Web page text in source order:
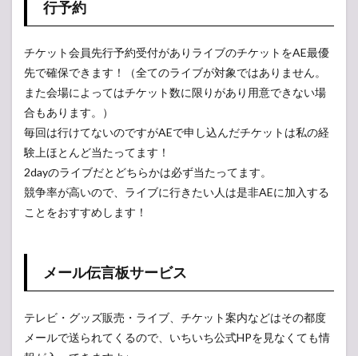
行予約
チケット会員先行予約受付がありライブのチケットをAE最優
先で確保できます！（全てのライブが対象ではありません。
また会場によってはチケット数に限りがあり用意できない場
合もあります。）
毎回は行けてないのですがAEで申し込んだチケットは私の経
験上ほとんど当たってます！
2dayのライブだとどちらかは必ず当たってます。
競争率が高いので、ライブに行きたい人は是非AEに加入する
ことをおすすめします！
メール伝言板サービス
テレビ・グッズ販売・ライブ、チケット案内などはその都度
メールで送られてくるので、いちいち公式HPを見なくても情